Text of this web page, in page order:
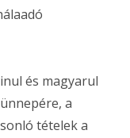
és magyarul
a
tételek a